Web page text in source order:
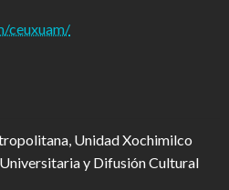
ceuxuam/
Unidad Xochimilco
y Difusión Cultural